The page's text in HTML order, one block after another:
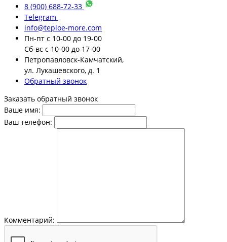
8 (900) 688-72-33
Telegram
info@teploe-more.com
Пн-пт с 10-00 до 19-00
Сб-вс с 10-00 до 17-00
Петропавловск-Камчатский,
ул. Лукашевского, д. 1
Обратный звонок
Заказать обратный звонок
Ваше имя:
Ваш телефон:
Комментарий: